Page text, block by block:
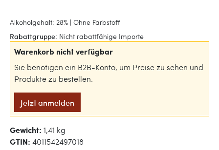
Alkoholgehalt: 28% | Ohne Farbstoff
Rabattgruppe: Nicht rabattfähige Importe
Warenkorb nicht verfügbar
Sie benötigen ein B2B-Konto, um Preise zu sehen und
Produkte zu bestellen.
Jetzt anmelden
Gewicht: 1,41 kg
GTIN: 4011542497018